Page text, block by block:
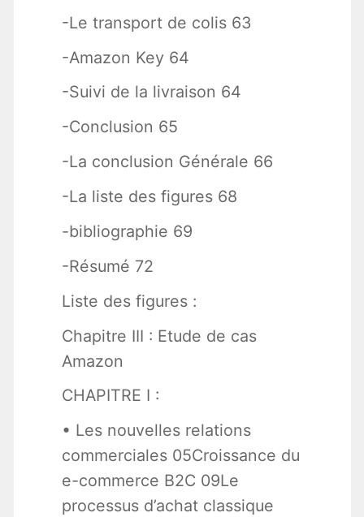
-Le transport de colis 63
-Amazon Key 64
-Suivi de la livraison 64
-Conclusion 65
-La conclusion Générale 66
-La liste des figures 68
-bibliographie 69
-Résumé 72
Liste des figures :
Chapitre III : Etude de cas
Amazon
CHAPITRE I :
• Les nouvelles relations
commerciales 05Croissance du
e-commerce B2C 09Le
processus d’achat classique